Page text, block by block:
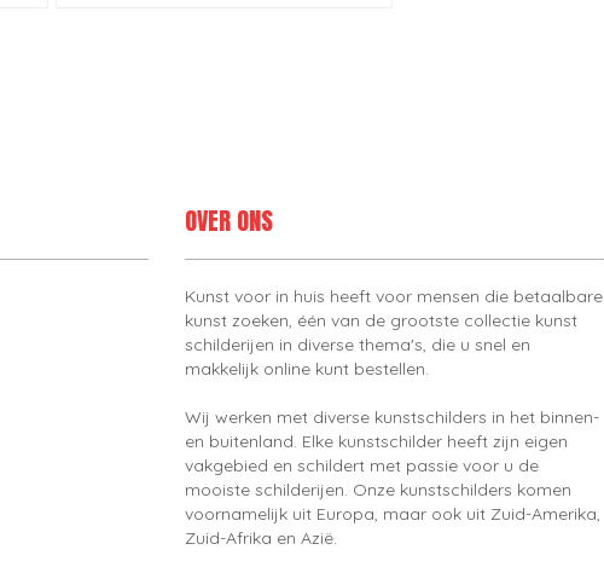
OVER ONS
Kunst voor in huis heeft voor mensen die betaalbare
kunst zoeken, één van de grootste collectie kunst
schilderijen in diverse thema's, die u snel en
makkelijk online kunt bestellen.
Wij werken met diverse kunstschilders in het binnen-
en buitenland. Elke kunstschilder heeft zijn eigen
vakgebied en schildert met passie voor u de
mooiste schilderijen. Onze kunstschilders komen
voornamelijk uit Europa, maar ook uit Zuid-Amerika,
Zuid-Afrika en Azië.